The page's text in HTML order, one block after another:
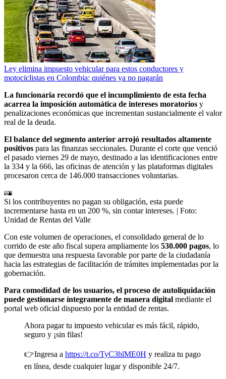
Ley elimina impuesto vehicular para estos conductores y
motociclistas en Colombia: quiénes ya no pagarán
La funcionaria recordó que el incumplimiento de esta fecha
acarrea la imposición automática de intereses moratorios y
penalizaciones económicas que incrementan sustancialmente el valor
real de la deuda.
El balance del segmento anterior arrojó resultados altamente
positivos para las finanzas seccionales. Durante el corte que venció
el pasado viernes 29 de mayo, destinado a las identificaciones entre
la 334 y la 666, las oficinas de atención y las plataformas digitales
procesaron cerca de 146.000 transacciones voluntarias.
Si los contribuyentes no pagan su obligación, esta puede
incrementarse hasta en un 200 %, sin contar intereses. | Foto:
Unidad de Rentas del Valle
Con este volumen de operaciones, el consolidado general de lo
corrido de este año fiscal supera ampliamente los 530.000 pagos, lo
que demuestra una respuesta favorable por parte de la ciudadanía
hacia las estrategias de facilitación de trámites implementadas por la
gobernación.
Para comodidad de los usuarios, el proceso de autoliquidación
puede gestionarse íntegramente de manera digital mediante el
portal web oficial dispuesto por la entidad de rentas.
Ahora pagar tu impuesto vehicular es más fácil, rápido,
seguro y ¡sin filas!
👉Ingresa a https://t.co/TyC3blME0H y realiza tu pago
en línea, desde cualquier lugar y disponible 24/7.